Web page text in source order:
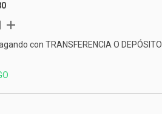
con TRANSFERENCIA O DEPÓSITO